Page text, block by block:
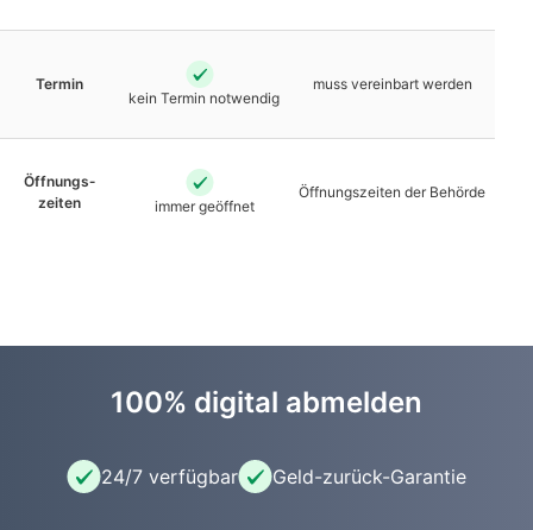
Termin
kein Termin notwendig
muss vereinbart werden
Öffnungs­
zeiten
immer geöffnet
Öffnungs­zeiten der Behörde
100% digital abmelden
24/7 verfügbar Geld-zurück-Garantie